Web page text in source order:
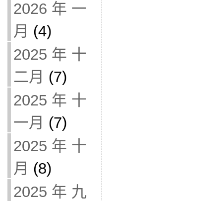
2026 年 一
月 (4)
2025 年 十
二月 (7)
2025 年 十
一月 (7)
2025 年 十
月 (8)
2025 年 九